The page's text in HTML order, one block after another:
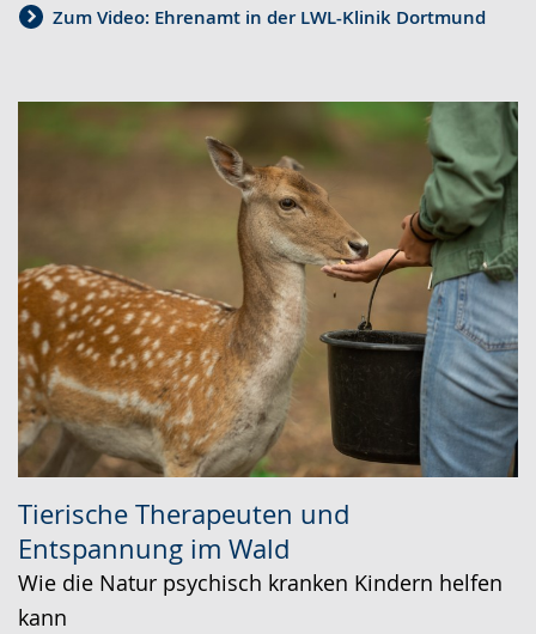
Zum Video: Ehrenamt in der LWL-Klinik Dortmund
Tierische Therapeuten und
Entspannung im Wald
Wie die Natur psychisch kranken Kindern helfen
kann